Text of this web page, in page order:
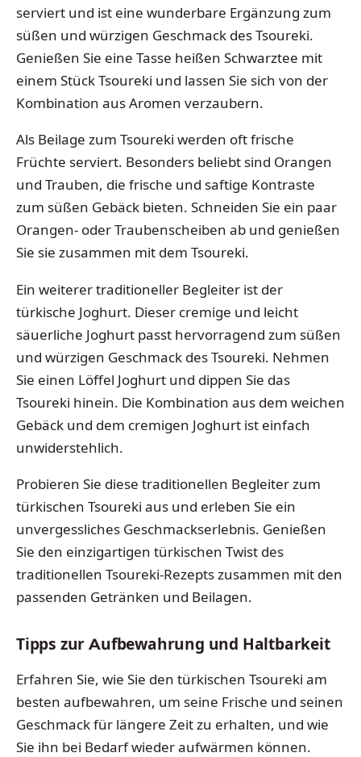
serviert und ist eine wunderbare Ergänzung zum
süßen und würzigen Geschmack des Tsoureki.
Genießen Sie eine Tasse heißen Schwarztee mit
einem Stück Tsoureki und lassen Sie sich von der
Kombination aus Aromen verzaubern.
Als Beilage zum Tsoureki werden oft frische
Früchte serviert. Besonders beliebt sind Orangen
und Trauben, die frische und saftige Kontraste
zum süßen Gebäck bieten. Schneiden Sie ein paar
Orangen- oder Traubenscheiben ab und genießen
Sie sie zusammen mit dem Tsoureki.
Ein weiterer traditioneller Begleiter ist der
türkische Joghurt. Dieser cremige und leicht
säuerliche Joghurt passt hervorragend zum süßen
und würzigen Geschmack des Tsoureki. Nehmen
Sie einen Löffel Joghurt und dippen Sie das
Tsoureki hinein. Die Kombination aus dem weichen
Gebäck und dem cremigen Joghurt ist einfach
unwiderstehlich.
Probieren Sie diese traditionellen Begleiter zum
türkischen Tsoureki aus und erleben Sie ein
unvergessliches Geschmackserlebnis. Genießen
Sie den einzigartigen türkischen Twist des
traditionellen Tsoureki-Rezepts zusammen mit den
passenden Getränken und Beilagen.
Tipps zur Aufbewahrung und Haltbarkeit
Erfahren Sie, wie Sie den türkischen Tsoureki am
besten aufbewahren, um seine Frische und seinen
Geschmack für längere Zeit zu erhalten, und wie
Sie ihn bei Bedarf wieder aufwärmen können.